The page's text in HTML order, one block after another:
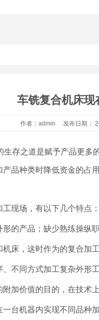
车铣复合机床现
作者：admin 发布日期：
生存之道是赋予产品更多
品种类时降低资金的占
现场，有以下几个特点
的产品；缺少熟练操纵
床，这时作为的复合加
不同方式加工复杂外形
加价值的目的，在技术
台机器内实现不同品种